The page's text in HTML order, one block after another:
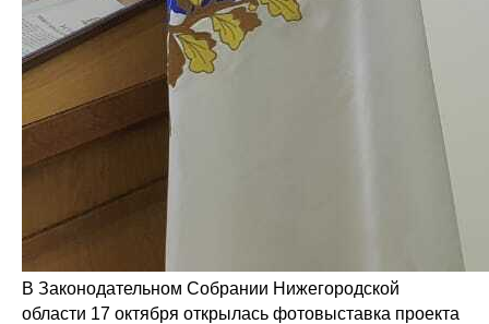
В Законодательном Собрании Нижегородской
области 17 октября открылась фотовыставка проекта